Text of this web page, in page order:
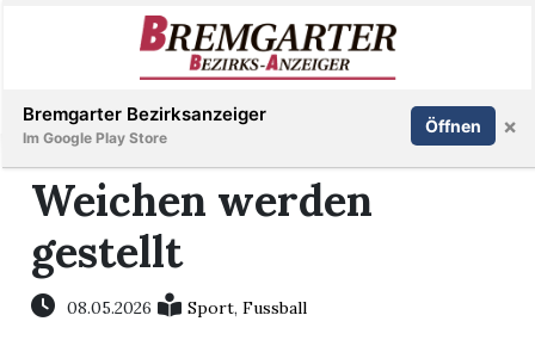
Immobilien
Veranstaltungen
Inserieren Abonnieren Anmelden
Weichen werden
gestellt
08.05.2026 Sport,Fussball
Bremgarter Bezirksanzeiger
Im Google Play Store
Öffnen ×